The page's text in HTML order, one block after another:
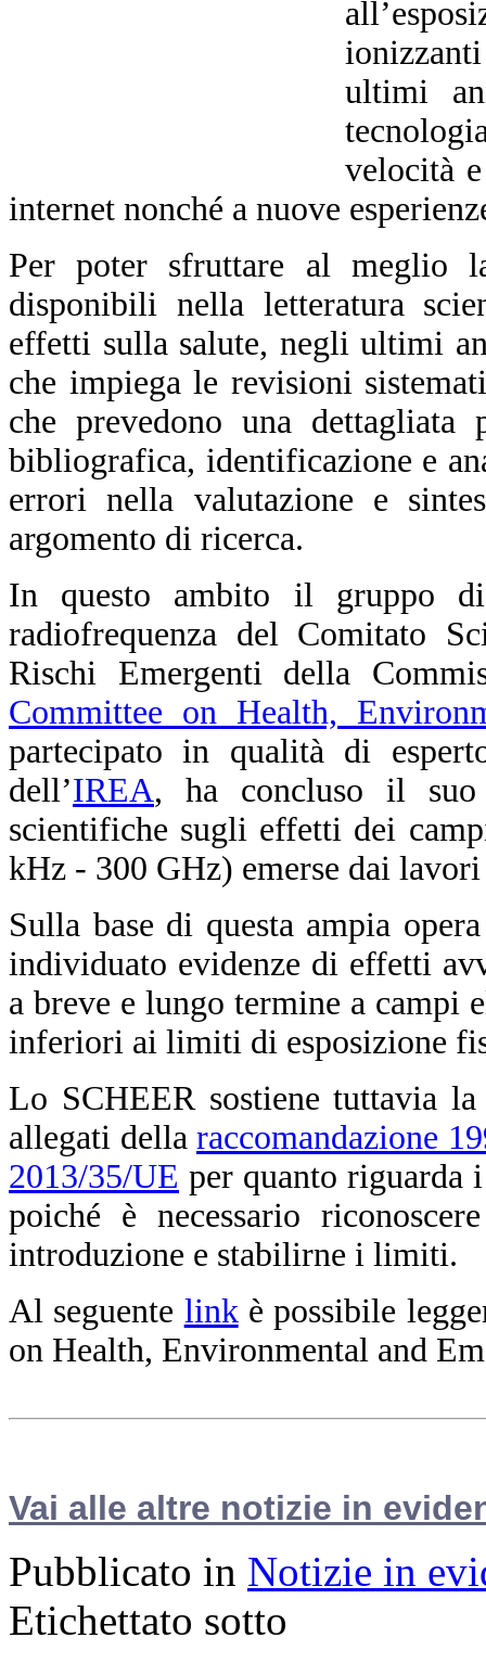
ultimi
velocità
internet nonché a nuove
Per poter sfruttare al meglio
disponibili nella letteratura
effetti sulla salute, negli ultimi
che impiega le revisioni
che prevedono una dettagliata
bibliografica, identificazione e
errori nella valutazione e
argomento di ricerca.
In questo ambito il gruppo
radiofrequenza del Comitato
Rischi Emergenti della
Committee on Health,
partecipato in qualità di
dell’IREA, ha concluso il suo
scientifiche sugli effetti dei
kHz - 300 GHz) emerse dai
Sulla base di questa ampia
individuato evidenze di effetti
a breve e lungo termine a campi
inferiori ai limiti di esposizione
Lo SCHEER sostiene tuttavia
allegati della raccomandazione
2013/35/UE per quanto riguarda
poiché è necessario
introduzione e stabilirne i limiti.
Al seguente linkè possibile
on Health, Environmental and
Vai alle altre notizie in
Pubblicato in Notizie in
Etichettato sotto